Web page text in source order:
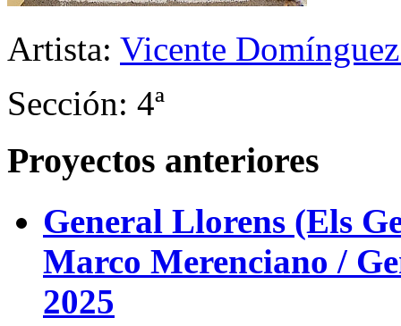
Artista: Vicente
Sección: 4ª
Proyectos anteriores
General Llorens (Els
Marco Merenciano /
2025